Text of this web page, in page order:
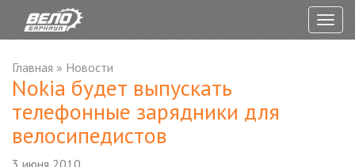
Главная » Новости
Nokia будет выпускать
телефонные зарядники для
велосипедистов
3 июня 2010